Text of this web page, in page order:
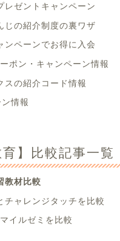
レゼントキャンペーン
じの紹介制度の裏ワザ
ンペーンでお得に入会
ポン・キャンペーン情報
スの紹介コード情報
情報
育】比較記事一覧
教材比較
チャレンジタッチを比較
イルゼミを比較